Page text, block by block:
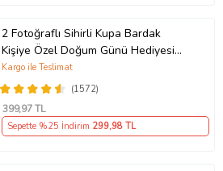
2 Fotoğraflı Sihirli Kupa Bardak
Kişiye Özel Doğum Günü Hediyesi
Sevgiliye Hediye Anneye Babaya
Ablaya Abiye Kız Erkek Kardeşe
Arkadaşa Resimli Günü Yıl Dönümü
Hediyesi
(1572)
Kargo ile Teslimat
399,97 TL
Sepette %25 İndirim 299,98 TL